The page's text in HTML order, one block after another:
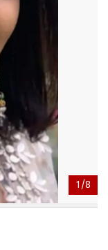
1/8